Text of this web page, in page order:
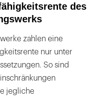
des
zahlen eine
nur unter
So sind
jegliche